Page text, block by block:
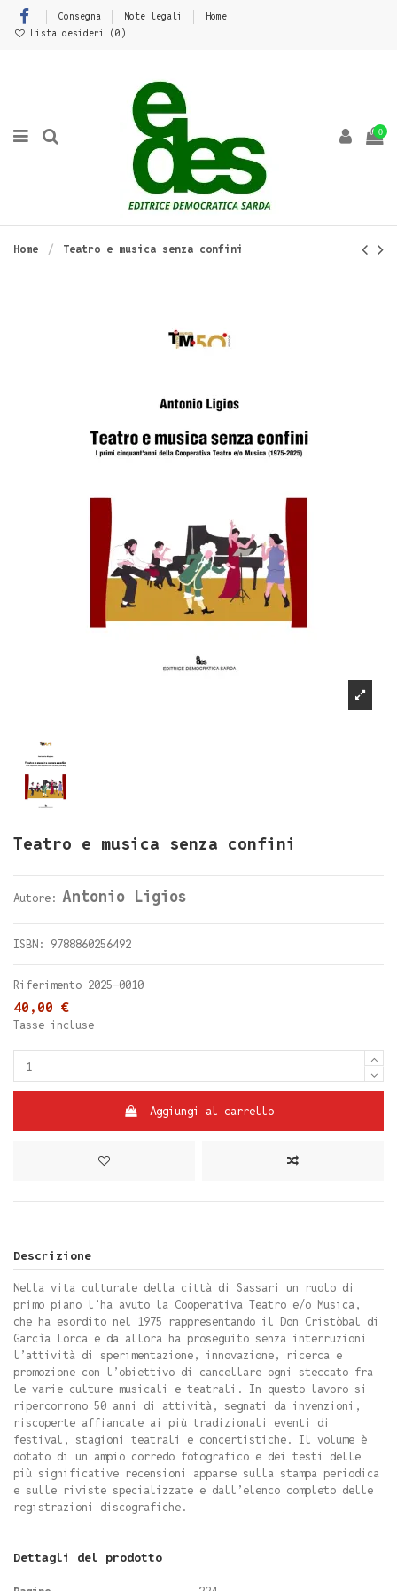
Consegna Note legali
Home
Lista desideri (0 )
0
Home Teatro e musica senza confini
Teatro e musica senza confini
Autore: Antonio Ligios
ISBN: 9788860256492
Riferimento 2025-0010
40,00 €
Tasse incluse
Aggiungi al carrello
Descrizione
Nella vita culturale della città di Sassari un ruolo di
primo piano l’ha avuto la Cooperativa Teatro e/o Musica,
che ha esordito nel 1975 rappresentando il Don Cristòbal di
Garcìa Lorca e da allora ha proseguito senza interruzioni
l’attività di sperimentazione, innovazione, ricerca e
promozione con l’obiettivo di cancellare ogni steccato fra
le varie culture musicali e teatrali. In questo lavoro si
ripercorrono 50 anni di attività, segnati da invenzioni,
riscoperte affiancate ai più tradizionali eventi di
festival, stagioni teatrali e concertistiche. Il volume è
dotato di un ampio corredo fotografico e dei testi delle
più significative recensioni apparse sulla stampa periodica
e sulle riviste specializzate e dall’elenco completo delle
registrazioni discografiche.
Dettagli del prodotto